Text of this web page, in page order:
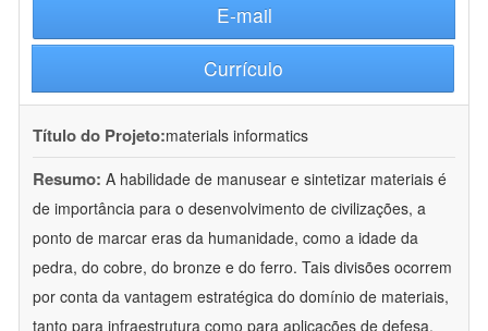
E-mail
Currículo
Título do Projeto:materials informatics
Resumo: A habilidade de manusear e sintetizar materiais é
de importância para o desenvolvimento de civilizações, a
ponto de marcar eras da humanidade, como a idade da
pedra, do cobre, do bronze e do ferro. Tais divisões ocorrem
por conta da vantagem estratégica do domínio de materiais,
tanto para infraestrutura como para aplicações de defesa.